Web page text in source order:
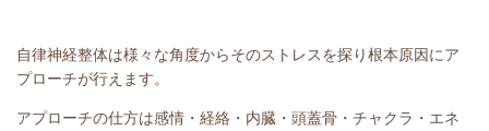
自律神経整体は様々な角度からそのストレスを探り根本原因にア
プローチが行えます。
アプローチの仕方は感情・経絡・内臓・頭蓋骨・チャクラ・エネ